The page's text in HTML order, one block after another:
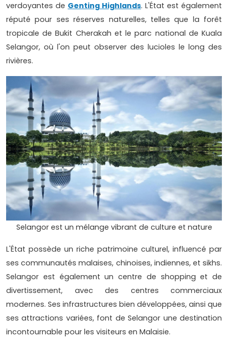
verdoyantes de Genting Highlands. L'État est également
réputé pour ses réserves naturelles, telles que la forêt
tropicale de Bukit Cherakah et le parc national de Kuala
Selangor, où l'on peut observer des lucioles le long des
rivières.
Selangor est un mélange vibrant de culture et nature
L'État possède un riche patrimoine culturel, influencé par
ses communautés malaises, chinoises, indiennes, et sikhs.
Selangor est également un centre de shopping et de
divertissement, avec des centres commerciaux
modernes. Ses infrastructures bien développées, ainsi que
ses attractions variées, font de Selangor une destination
incontournable pour les visiteurs en Malaisie.